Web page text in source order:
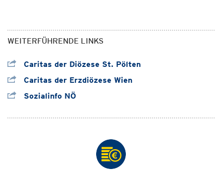
WEITERFÜHRENDE LINKS
Caritas der Diözese St. Pölten
Caritas der Erzdiözese Wien
Sozialinfo NÖ